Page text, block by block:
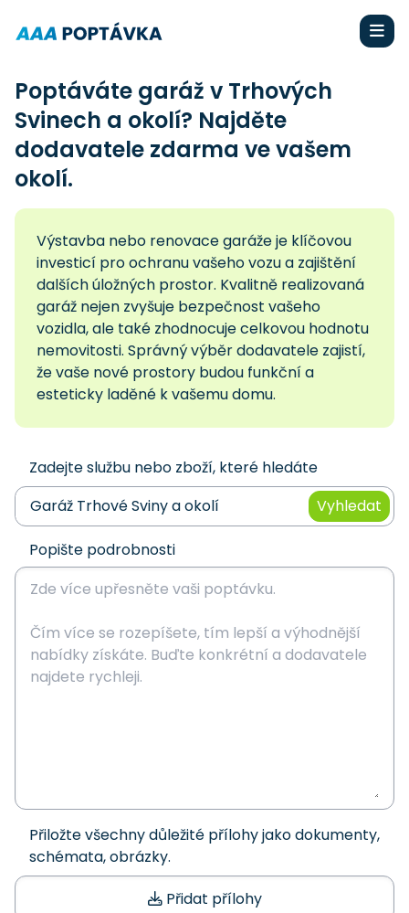
Poptáváte garáž v Trhových
Svinech a okolí? Najděte
dodavatele zdarma ve vašem
okolí.
Výstavba nebo renovace garáže je klíčovou
investicí pro ochranu vašeho vozu a zajištění
dalších úložných prostor. Kvalitně realizovaná
garáž nejen zvyšuje bezpečnost vašeho
vozidla, ale také zhodnocuje celkovou hodnotu
nemovitosti. Správný výběr dodavatele zajistí,
že vaše nové prostory budou funkční a
esteticky laděné k vašemu domu.
Zadejte službu nebo zboží, které hledáte
Vyhledat
Popište podrobnosti
Přiložte všechny důležité přílohy jako dokumenty,
schémata, obrázky.
Přidat přílohy